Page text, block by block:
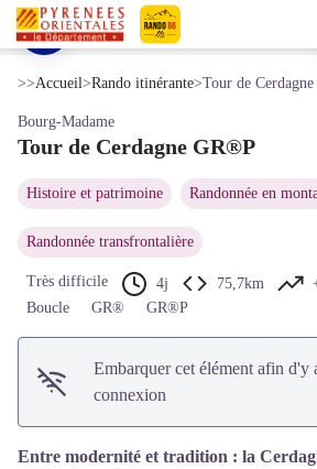
Pyrénées-Orientales
Tour de Cerdagne GR®P
Vue sur le plateau Cerdan - © M.
Voir
>>Accueil>Rando itinérante>Tour de
Bourg-Madame
Tour de Cerdagne GR®P
Histoire et patrimoine Randonnée en
Randonnée transfrontalière
Très difficile 4j 75,7km
Boucle
GR® GR®P
Embarquer cet élément afin d'y
connexion
Entre modernité et tradition : la